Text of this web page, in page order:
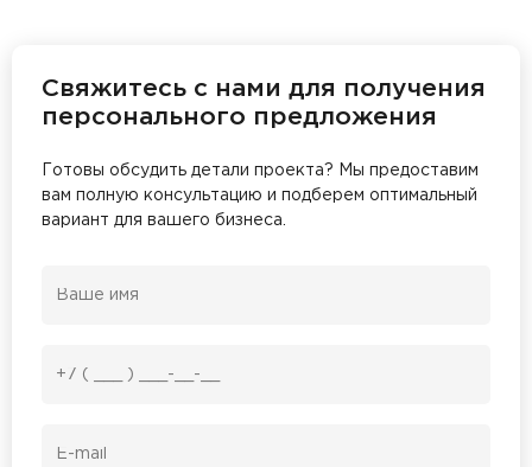
Свяжитесь с нами для получения
персонального предложения
Готовы обсудить детали проекта? Мы предоставим
вам полную консультацию и подберем оптимальный
вариант для вашего бизнеса.